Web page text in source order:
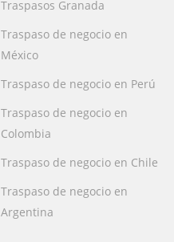
Traspasos Granada
Traspaso de negocio en
México
Traspaso de negocio en Perú
Traspaso de negocio en
Colombia
Traspaso de negocio en Chile
Traspaso de negocio en
Argentina